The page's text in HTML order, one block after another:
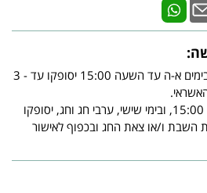
הזמנות שיתקבלו דרך האתר בימים א-ה עד השעה 15:00 יסופקו עד - 3
הזמנות שיתקבלו בימי ה אחרי 15:00, ובימי שישי, ערבי חג וחג, יסופקו
צאת השבת ו/או צאת החג ובכפוף לאישור